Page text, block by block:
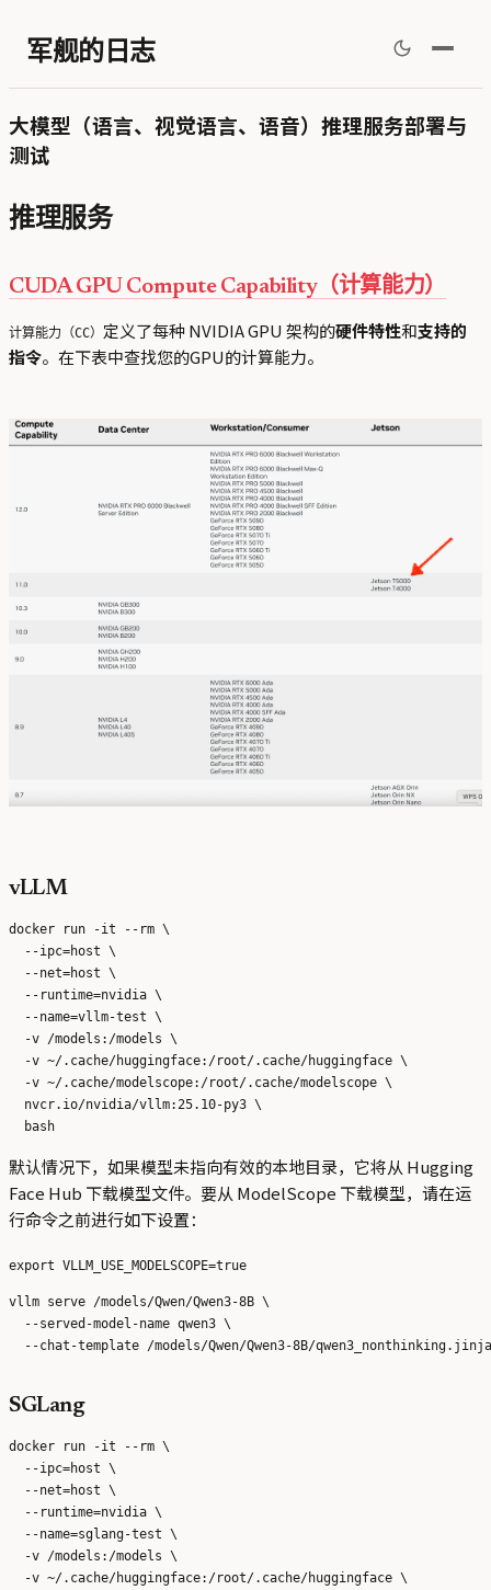
军舰的日志
大模型（语言、视觉语言、语音）推理服务部署与
测试
推理服务
CUDA GPU Compute Capability（计算能力）
计算能力（CC） 定义了每种 NVIDIA GPU 架构的硬件特性和支持的
指令。在下表中查找您的GPU的计算能力。
vLLM
docker run -it --rm \
  --ipc=host \
  --net=host \
  --runtime=nvidia \
  --name=vllm-test \
  -v /models:/models \
  -v ~/.cache/huggingface:/root/.cache/huggingface \
  -v ~/.cache/modelscope:/root/.cache/modelscope \
  nvcr.io/nvidia/vllm:25.10-py3 \
默认情况下，如果模型未指向有效的本地目录，它将从 Hugging
Face Hub 下载模型文件。要从 ModelScope 下载模型，请在运
行命令之前进行如下设置：
vllm serve /models/Qwen/Qwen3-8B \
  --served-model-name qwen3 \
SGLang
docker run -it --rm \
  --ipc=host \
  --net=host \
  --runtime=nvidia \
  --name=sglang-test \
  -v /models:/models \
  -v ~/.cache/huggingface:/root/.cache/huggingface \